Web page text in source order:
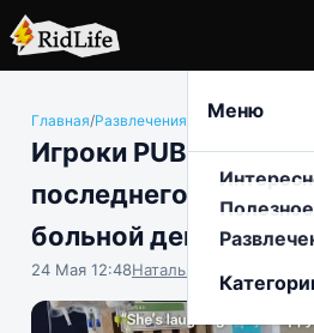
Меню
Полезное
Главная/Развлечения Компьютерные
Игроки PUBG
последнего
больной девушки
24 Мая 12:48Наталья Герасимова